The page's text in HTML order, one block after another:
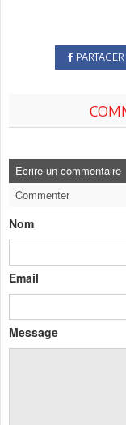
PARTAGER
Ecrire un commentaire
Commenter
Nom
Email
Message